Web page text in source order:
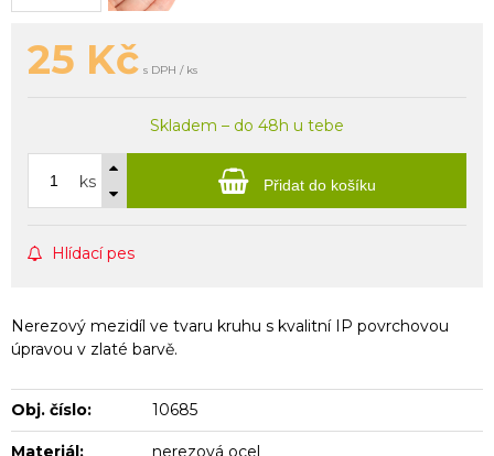
25 Kč s DPH / ks
Skladem – do 48h u tebe
ks Přidat do košíku
Hlídací pes
Nerezový mezidíl ve tvaru kruhu s kvalitní IP povrchovou
úpravou v zlaté barvě.
Obj. číslo: 10685
Materiál: nerezová ocel